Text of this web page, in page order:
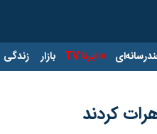
ایرنا TV بازار زندگی
کردند